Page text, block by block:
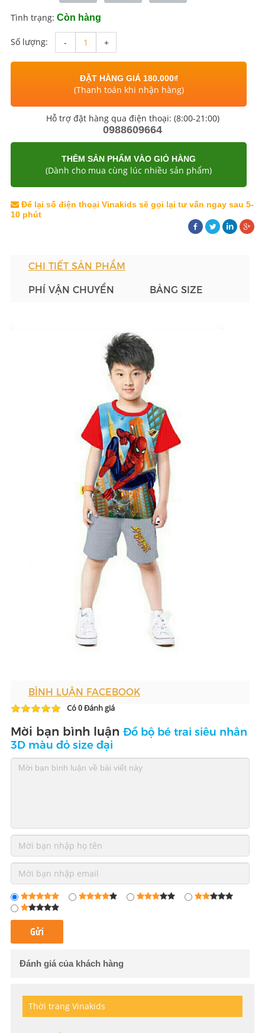
Tình trạng: Còn hàng
Số lượng: - +
ĐẶT HÀNG GIÁ 180.000₫
(Thanh toán khi nhận hàng)
Hỗ trợ đặt hàng qua điện thoại: (8:00-21:00)
0988609664
THÊM SẢN PHẨM VÀO GIỎ HÀNG
(Dành cho mua cùng lúc nhiều sản phẩm)
Để lại số điện thoại Vinakids sẽ gọi lại tư vấn ngay sau 5-
10 phút
CHI TIẾT SẢN PHẨM
PHÍ VẬN CHUYỂN BẢNG SIZE
BÌNH LUẬN FACEBOOK
Có 0 Đánh giá
Mời bạn bình luận Đồ bộ bé trai siêu nhân
3D màu đỏ size đại
Đánh giá của khách hàng
Thời trang Vinakids